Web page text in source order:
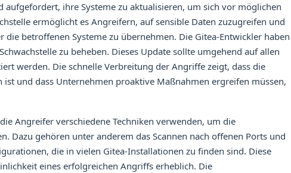
ihre Systeme zu aktualisieren, um sich vor möglichen
ermöglicht es Angreifern, auf sensible Daten zuzugreifen und
betroffenen Systeme zu übernehmen. Die Gitea-Entwickler haben
zu beheben. Dieses Update sollte umgehend auf allen
werden. Die schnelle Verbreitung der Angriffe zeigt, dass die
ist und dass Unternehmen proaktive Maßnahmen ergreifen müssen,
Angreifer verschiedene Techniken verwenden, um die
Dazu gehören unter anderem das Scannen nach offenen Ports und
die in vielen Gitea-Installationen zu finden sind. Diese
eines erfolgreichen Angriffs erheblich. Die